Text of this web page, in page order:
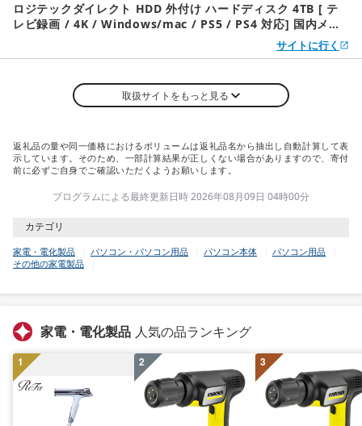
ロジテックダイレクト HDD 外付け ハードディスク 4TB [ テ
レビ録画 / 4K / Windows/mac / PS5 / PS4 対応] 国内メー
カー USB3.1 (Gen1) / USB3.0 LHD-ENA040U3WSサイトに行く
取扱サイトをもっと見る
返礼品の量や同一価格におけるボリュームは返礼品名から抽出し自動計算して表
示しています。そのため、一部計算結果が正しくない場合がありますので、寄付
前に必ずご自身でご確認いただくようお願いします。
プログラムによる最終更新日時 2026年08月09日 04時00分
カテゴリ
家電・電化製品 パソコン・パソコン用品 パソコン本体
パソコン用品
その他の家電製品
家電・電化製品 人気の品ランキング
1 2 3